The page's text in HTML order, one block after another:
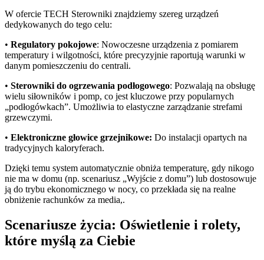
W ofercie TECH Sterowniki znajdziemy szereg urządzeń
dedykowanych do tego celu:
• Regulatory pokojowe: Nowoczesne urządzenia z pomiarem
temperatury i wilgotności, które precyzyjnie raportują warunki w
danym pomieszczeniu do centrali.
• Sterowniki do ogrzewania podłogowego: Pozwalają na obsługę
wielu siłowników i pomp, co jest kluczowe przy popularnych
„podłogówkach”. Umożliwia to elastyczne zarządzanie strefami
grzewczymi.
• Elektroniczne głowice grzejnikowe: Do instalacji opartych na
tradycyjnych kaloryferach.
Dzięki temu system automatycznie obniża temperaturę, gdy nikogo
nie ma w domu (np. scenariusz „Wyjście z domu”) lub dostosowuje
ją do trybu ekonomicznego w nocy, co przekłada się na realne
obniżenie rachunków za media,.
Scenariusze życia: Oświetlenie i rolety,
które myślą za Ciebie